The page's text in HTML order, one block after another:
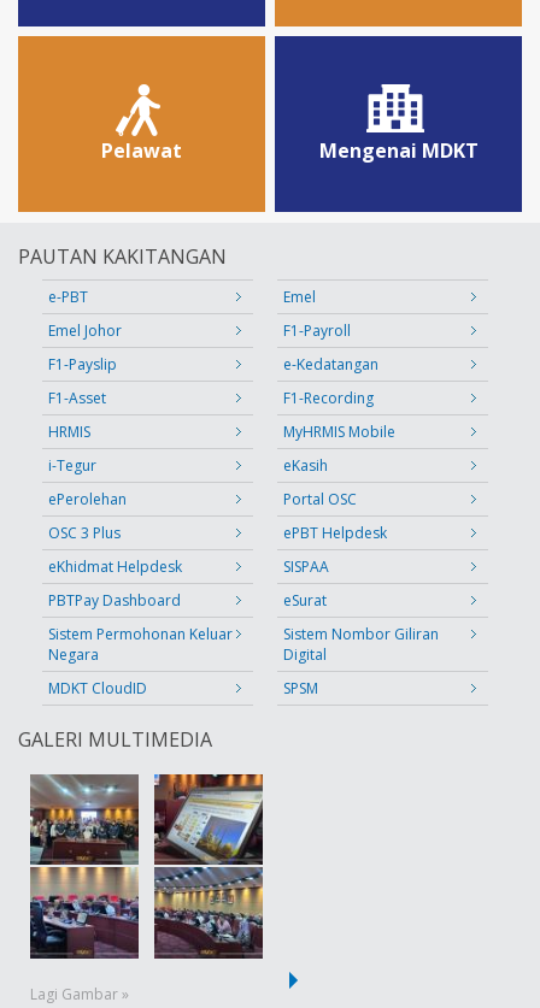
Pelawat Mengenai MDKT
PAUTAN KAKITANGAN
e-PBT
Emel
Emel Johor
F1-Payroll
F1-Payslip
e-Kedatangan
F1-Asset
F1-Recording
HRMIS
MyHRMIS Mobile
i-Tegur
eKasih
ePerolehan
Portal OSC
OSC 3 Plus
ePBT Helpdesk
eKhidmat Helpdesk
SISPAA
PBTPay Dashboard
eSurat
Sistem Permohonan Keluar
Negara
Sistem Nombor Giliran
Digital
MDKT CloudID
SPSM
GALERI MULTIMEDIA
Lagi Gambar »